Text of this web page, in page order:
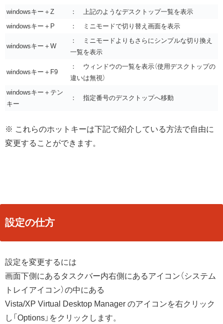
windowsキー＋Z
： 上記のようなデスクトップ一覧を表示
windowsキー＋P
： ミニモードで切り替え画面を表示
windowsキー＋W
： ミニモードよりもさらにシンプルな切り換え
一覧を表示
windowsキー＋F9
： ウィンドウの一覧を表示（使用デスクトップの
違いは無視）
windowsキー＋テン
キー
： 指定番号のデスクトップへ移動
※ これらのホットキーは下記で紹介している方法で自由に
変更することができます。
設定の仕方
設定を変更するには
画面下側にあるタスクバー内右側にあるアイコン（システム
トレイアイコン）の中にある
Vista/XP Virtual Desktop Manager のアイコンを右クリック
し「Options」をクリックします。